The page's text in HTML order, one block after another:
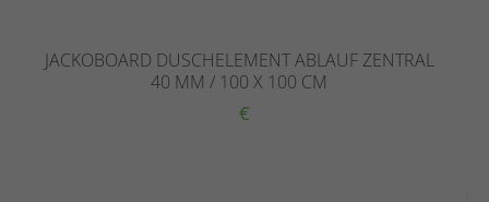
JACKOBOARD DUSCHELEMENT ABLAUF ZENTRAL
40 MM / 100 X 100 CM
€